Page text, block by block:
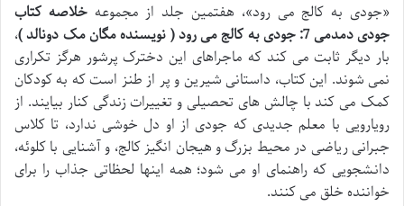
«جودی به کالج می رود»، هفتمین جلد از مجموعهخلاصه کتاب
جودی دمدمی 7: جودی به کالج می رود ( نویسنده مگان مک دونالد )
،
بار دیگر ثابت می کند که ماجراهای این دخترک پرشور هرگز تکراری
نمی شوند. این کتاب، داستانی شیرین و پر از طنز است که به کودکان
کمک می کند با چالش های تحصیلی و تغییرات زندگی کنار بیایند. از
رویارویی با معلم جدیدی که جودی از او دل خوشی ندارد، تا کلاس
جبرانی ریاضی در محیط بزرگ و هیجان انگیز کالج، و آشنایی با کلوئه،
دانشجویی که راهنمای او می شود؛ همه اینها لحظاتی جذاب را برای
خواننده خلق می کنند.